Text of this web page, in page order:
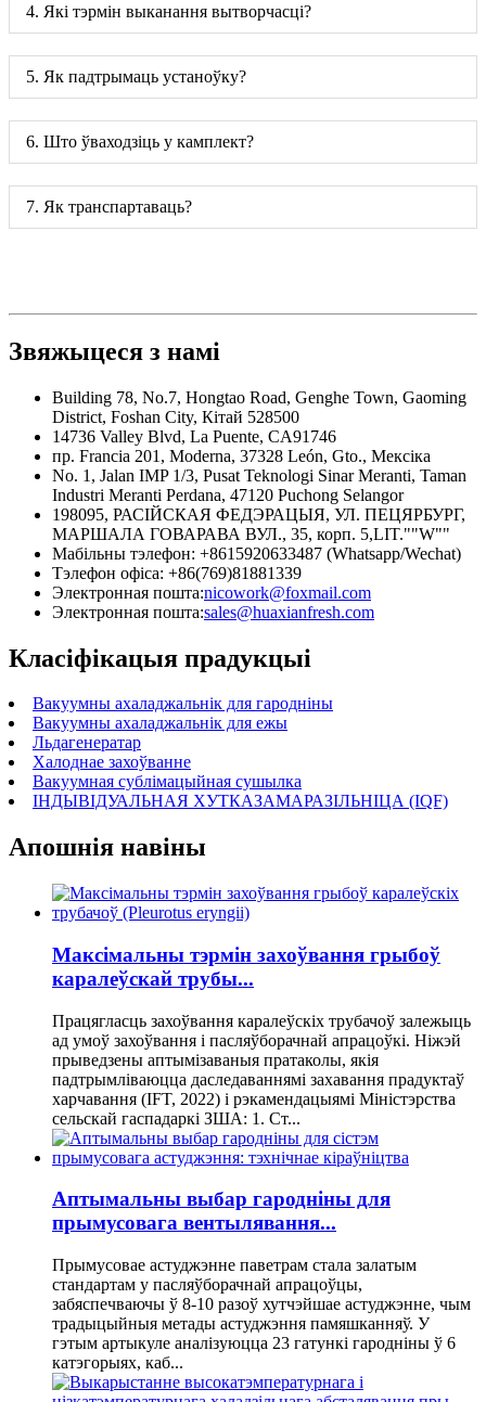
4. Які тэрмін выканання вытворчасці?
5. Як падтрымаць устаноўку?
6. Што ўваходзіць у камплект?
7. Як транспартаваць?
Звяжыцеся з намі
Building 78, No.7, Hongtao Road, Genghe Town, Gaoming
District, Foshan City, Кітай 528500
14736 Valley Blvd, La Puente, CA91746
пр. Francia 201, Moderna, 37328 León, Gto., Мексіка
No. 1, Jalan IMP 1/3, Pusat Teknologi Sinar Meranti, Taman
Industri Meranti Perdana, 47120 Puchong Selangor
198095, РАСІЙСКАЯ ФЕДЭРАЦЫЯ, УЛ. ПЕЦЯРБУРГ,
МАРШАЛА ГОВАРАВА ВУЛ., 35, корп. 5,LIT.""W""
Мабільны тэлефон: +8615920633487 (Whatsapp/Wechat)
Тэлефон офіса: +86(769)81881339
Электронная пошта:nicowork@foxmail.com
Электронная пошта:sales@huaxianfresh.com
Класіфікацыя прадукцыі
Вакуумны ахаладжальнік для гародніны
Вакуумны ахаладжальнік для ежы
Льдагенератар
Халоднае захоўванне
Вакуумная сублімацыйная сушылка
ІНДЫВІДУАЛЬНАЯ ХУТКАЗАМАРАЗІЛЬНІЦА (IQF)
Апошнія навіны
Максімальны тэрмін захоўвання грыбоў
каралеўскай трубы...
Працягласць захоўвання каралеўскіх трубачоў залежыць
ад умоў захоўвання і пасляўборачнай апрацоўкі. Ніжэй
прыведзены аптымізаваныя пратаколы, якія
падтрымліваюцца даследаваннямі захавання прадуктаў
харчавання (IFT, 2022) і рэкамендацыямі Міністэрства
сельскай гаспадаркі ЗША: 1. Ст...
Аптымальны выбар гародніны для
прымусовага вентылявання...
Прымусовае астуджэнне паветрам стала залатым
стандартам у пасляўборачнай апрацоўцы,
забяспечваючы ў 8-10 разоў хутчэйшае астуджэнне, чым
традыцыйныя метады астуджэння памяшканняў. У
гэтым артыкуле аналізуюцца 23 гатункі гародніны ў 6
катэгорыях, каб...